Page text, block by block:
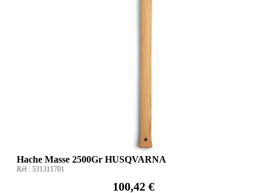
Hache Masse 2500Gr HUSQVARNA
Réf : 531311701
100,42 €